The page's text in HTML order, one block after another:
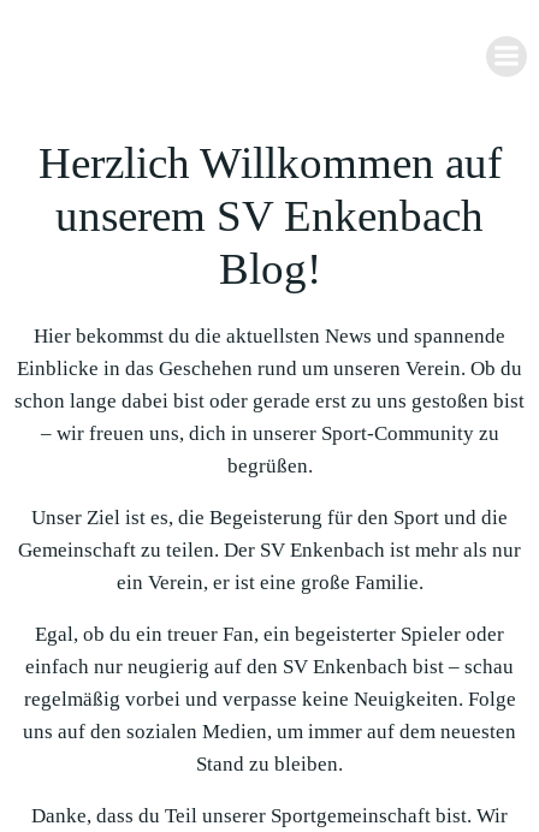
Herzlich Willkommen auf
unserem SV Enkenbach
Blog!
Hier bekommst du die aktuellsten News und spannende
Einblicke in das Geschehen rund um unseren Verein. Ob du
schon lange dabei bist oder gerade erst zu uns gestoßen bist
– wir freuen uns, dich in unserer Sport-Community zu
begrüßen.
Unser Ziel ist es, die Begeisterung für den Sport und die
Gemeinschaft zu teilen. Der SV Enkenbach ist mehr als nur
ein Verein, er ist eine große Familie.
Egal, ob du ein treuer Fan, ein begeisterter Spieler oder
einfach nur neugierig auf den SV Enkenbach bist – schau
regelmäßig vorbei und verpasse keine Neuigkeiten. Folge
uns auf den sozialen Medien, um immer auf dem neuesten
Stand zu bleiben.
Danke, dass du Teil unserer Sportgemeinschaft bist. Wir